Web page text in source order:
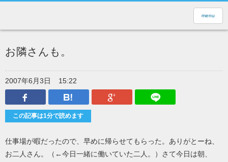
menu
お隣さんも。
2007年6月3日
15:22
Facebook
はてなブックマークGoogle Plus
この記事は1分で読めます
仕事場が暇だったので、早めに帰らせてもらった。ありがとーね、
お二人さん。（←今日一緒に働いていた二人。）さて今日は朝、